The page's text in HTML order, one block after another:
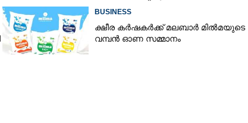
BUSINESS
ക്ഷീര കർഷകർക്ക് മലബാർ മിൽമയുടെ
വമ്പൻ ഓണ സമ്മാനം